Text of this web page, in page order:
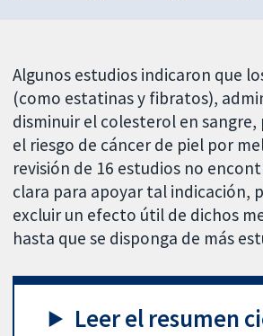
Algunos estudios indicaron que
(como estatinas y fibratos),
disminuir el colesterol en
el riesgo de cáncer de piel por
revisión de 16 estudios no
clara para apoyar tal indicación,
excluir un efecto útil de dichos
hasta que se disponga de más
Leer el resumen